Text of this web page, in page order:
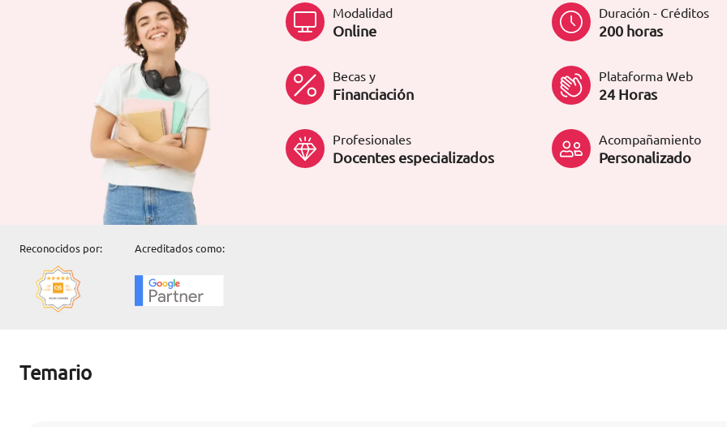
formacion@euroinnova.com
TRABAJA CON NOSOTROS
Modalidad
Online
Duración - Créditos
200 horas
Becas y
Financiación
Plataforma Web
24 Horas
Profesionales
Docentes especializados
Acompañamiento
Personalizado
Reconocidos por: Acreditados como:
Temario